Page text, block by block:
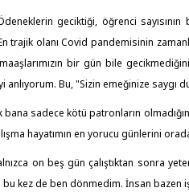
geciktiği, öğrenci sayısının
trajik olanı Covid pandemisinin
bir gün bile
anlıyorum. Bu, "Sizin emeğinize
sadece kötü patronların
hayatımın en yorucu günlerini
on beş gün çalıştıktan sonra
bu kez de ben dönmedim. İnsan